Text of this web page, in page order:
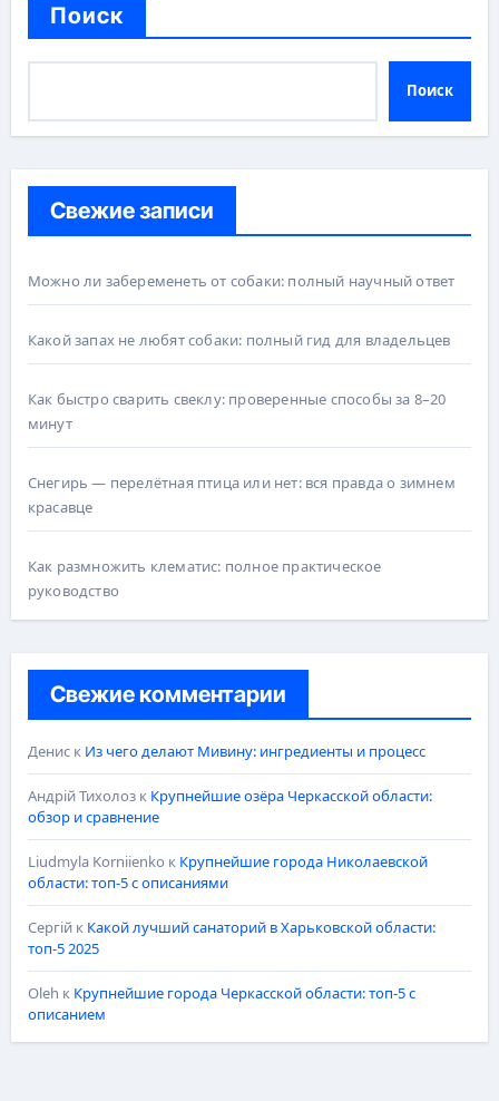
Поиск
Поиск
Свежие записи
Можно ли забеременеть от собаки: полный научный ответ
Какой запах не любят собаки: полный гид для владельцев
Как быстро сварить свеклу: проверенные способы за 8–20
минут
Снегирь — перелётная птица или нет: вся правда о зимнем
красавце
Как размножить клематис: полное практическое
руководство
Свежие комментарии
Дениск Из чего делают Мивину: ингредиенты и процесс
Андрій Тихолозк Крупнейшие озёра Черкасской области:
обзор и сравнение
Liudmyla Korniienko к Крупнейшие города Николаевской
области: топ-5 с описаниями
Сергійк Какой лучший санаторий в Харьковской области:
топ-5 2025
Oleh к Крупнейшие города Черкасской области: топ-5 с
описанием